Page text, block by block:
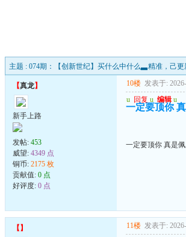
主题 : 074期：【创新世纪】买什么中什么▃精准，己更
【真龙】
新手上路
发帖: 453
威望: 4349 点
铜币: 2175 枚
贡献值: 0 点
好评度: 0 点
10楼 发表于:
u 回复 u 编辑 u
一定要顶你
一定要顶你 真是
【 】 11楼 发表于: